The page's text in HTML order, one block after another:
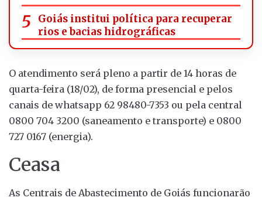
Goiás institui política para recuperar
rios e bacias hidrográficas
O atendimento será pleno a partir de 14 horas de
quarta-feira (18/02), de forma presencial e pelos
canais de whatsapp 62 98480-7353 ou pela central
0800 704 3200 (saneamento e transporte) e 0800
727 0167 (energia).
Ceasa
As Centrais de Abastecimento de Goiás funcionarão